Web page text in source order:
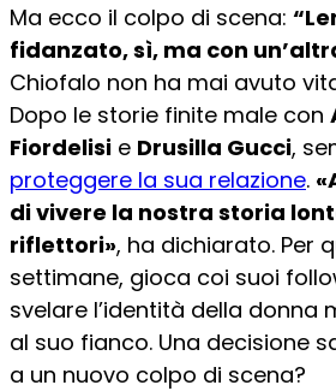
Ma ecco il colpo di scena:
fidanzato, sì, ma con
Chiofalo non ha mai avuto
Dopo le storie finite male con
Fiordelisi e Drusilla Gucci,
proteggere la sua relazione.
di vivere la nostra storia
riflettori», ha dichiarato. Per
settimane, gioca coi suoi
svelare l’identità della donna
al suo fianco. Una decisione
a un nuovo colpo di scena?